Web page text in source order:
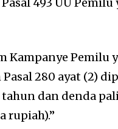
493 UU
Kampanye Pemilu
280 ayat (2)
dan denda
rupiah).”